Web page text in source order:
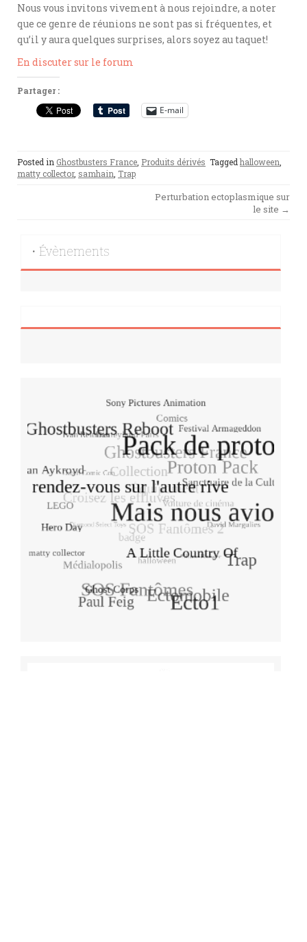
Nous vous invitons vivement à nous rejoindre, a noter
que ce genre de réunions ne sont pas si fréquentes, et
qu’il y aura quelques surprises, alors soyez au taquet!
En discuter sur le forum
Partager :
E-mail
Posted in Ghostbusters France Produits dérivés Tagged halloween
matty collector, samhain Trap
Perturbation ectoplasmique sur
le site →
• Évènements